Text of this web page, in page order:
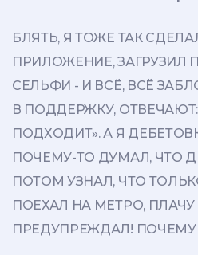
БЛЯТЬ, Я ТОЖЕ ТАК
ПРИЛОЖЕНИЕ, ЗАГРУЗИЛ
СЕЛЬФИ - И ВСЁ, ВСЁ
В ПОДДЕРЖКУ,
ПОДХОДИТ». А Я
ПОЧЕМУ-ТО ДУМАЛ, ЧТО
ПОТОМ УЗНАЛ, ЧТО
ПОЕХАЛ НА МЕТРО,
ПРЕДУПРЕЖДАЛ! ПОЧЕМУ